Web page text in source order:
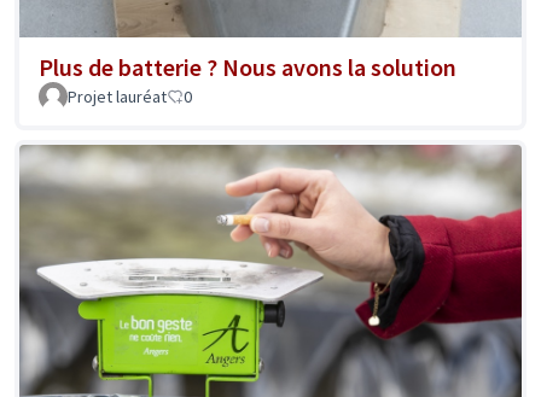
Plus de batterie ? Nous avons la solution
Projet lauréat 0